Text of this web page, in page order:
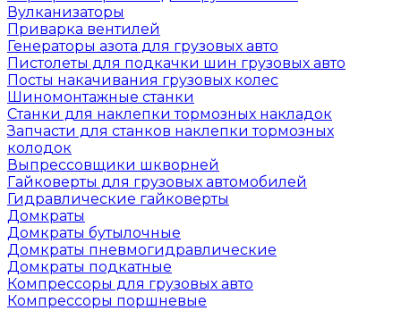
Вулканизаторы
Приварка вентилей
Генераторы азота для грузовых авто
Пистолеты для подкачки шин грузовых авто
Посты накачивания грузовых колес
Шиномонтажные станки
Станки для наклепки тормозных накладок
Запчасти для станков наклепки тормозных
колодок
Выпрессовщики шкворней
Гайковерты для грузовых автомобилей
Гидравлические гайковерты
Домкраты
Домкраты бутылочные
Домкраты пневмогидравлические
Домкраты подкатные
Компрессоры для грузовых авто
Компрессоры поршневые